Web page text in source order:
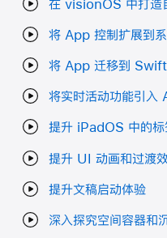
在 visionOS 中打造
将 App 控制扩展到系
将 App 迁移到
将实时活动功能引
提升 iPadOS 中的标
提升 UI 动画和过渡
提升文稿启动体验
深入探究空间容器和